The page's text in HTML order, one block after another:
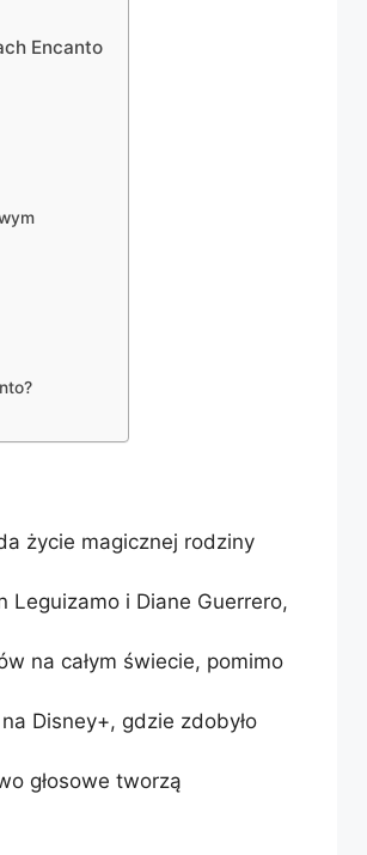
Encanto
życie magicznej rodziny
Leguizamo i Diane Guerrero,
na całym świecie, pomimo
Disney+, gdzie zdobyło
głosowe tworzą